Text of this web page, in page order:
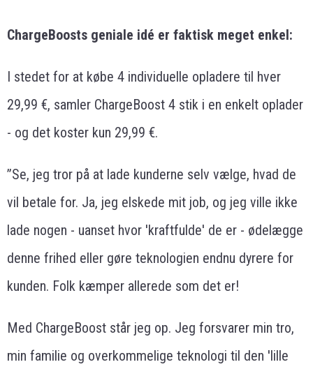
ChargeBoosts geniale idé er faktisk meget enkel:
I stedet for at købe 4 individuelle opladere til hver
29,99 €, samler ChargeBoost 4 stik i en enkelt oplader
- og det koster kun 29,99 €.
”Se, jeg tror på at lade kunderne selv vælge, hvad de
vil betale for. Ja, jeg elskede mit job, og jeg ville ikke
lade nogen - uanset hvor 'kraftfulde' de er - ødelægge
denne frihed eller gøre teknologien endnu dyrere for
kunden. Folk kæmper allerede som det er!
Med ChargeBoost står jeg op. Jeg forsvarer min tro,
min familie og overkommelige teknologi til den 'lille